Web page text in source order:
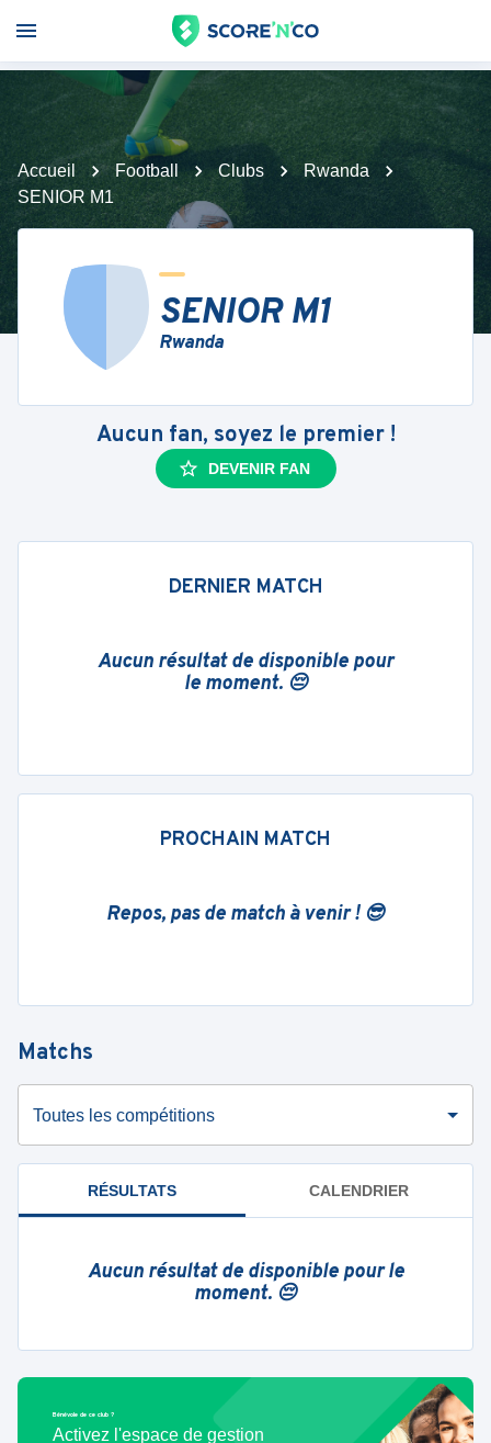
Accueil Football Clubs
Rwanda
SENIOR M1
SENIOR M1
Rwanda
Aucun fan, soyez le premier !
DEVENIR FAN
DERNIER MATCH
Aucun résultat de disponible pour
le moment. 😔
PROCHAIN MATCH
Repos, pas de match à venir ! 😎
Matchs
Toutes les compétitions
RÉSULTATS CALENDRIER
Aucun résultat de disponible pour le
moment. 😔
Bénévole de ce club ?
Activez l'espace de gestion